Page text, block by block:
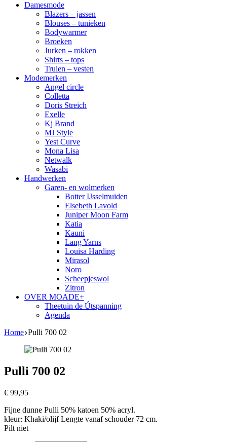
Damesmode
Blazers – jassen
Blouses – tunieken
Bodywarmer
Broeken
Jurken – rokken
Shirts – tops
Truien – vesten
Modemerken
Angel circle
Colletta
Doris Streich
Exelle
Kj Brand
MJ Style
Yest Curve
Mona Lisa
Netwalk
Wasabi
Handwerken
Garen- en wolmerken
Botter IJsselmuiden
Elsebeth Lavold
Juniper Moon Farm
Katia
Kauni
Lang Yarns
Louisa Harding
Mirasol
Noro
Scheepjeswol
Zitron
OVER MOADE+
Theetuin de Útspanning
Agenda
Home Pulli 700 02
Pulli 700 02
€ 99,95
Fijne dunne Pulli 50% katoen 50% acryl.
kleur: Khaki/olijf Lengte vanaf schouder 72 cm.
Pilt niet